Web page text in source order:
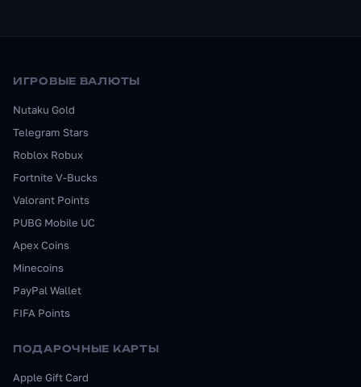
ИГРОВЫЕ ВАЛЮТЫ
Nutaku Gold
Telegram Stars
Roblox Robux
Fortnite V-Bucks
Valorant Points
PUBG Mobile UC
Apex Coins
Minecoins
PayPal Wallet
FIFA Points
ПОДАРОЧНЫЕ КАРТЫ
Apple Gift Card